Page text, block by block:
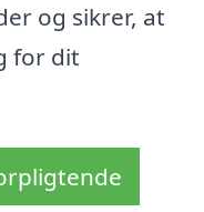
og sikrer, at
for dit